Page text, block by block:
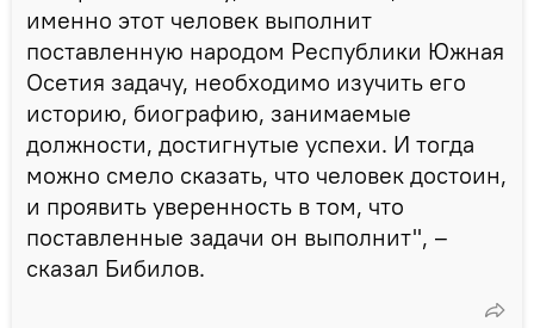
именно этот человек выполнит
поставленную народом Республики Южная
Осетия задачу, необходимо изучить его
историю, биографию, занимаемые
должности, достигнутые успехи. И тогда
можно смело сказать, что человек достоин,
и проявить уверенность в том, что
поставленные задачи он выполнит", –
сказал Бибилов.